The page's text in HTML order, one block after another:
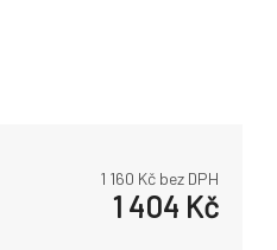
1 160 Kč bez DPH
1 404 Kč